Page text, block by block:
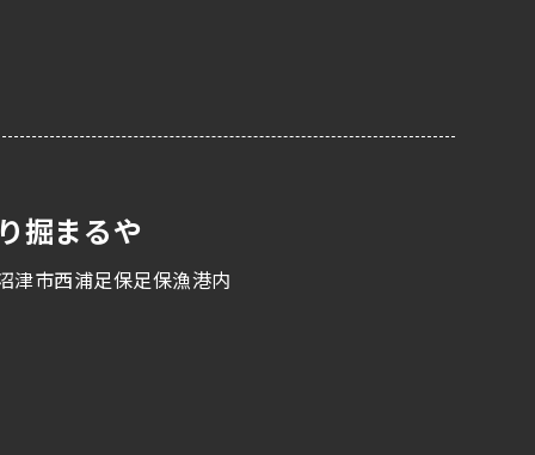
掘まるや
津市西浦足保足保漁港内